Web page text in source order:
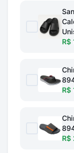
R$
R$
R$